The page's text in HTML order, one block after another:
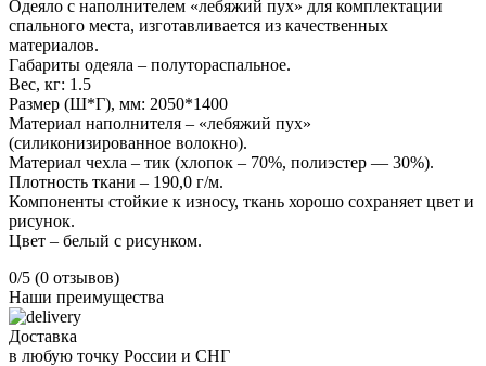
Одеяло с наполнителем «лебяжий пух» для комплектации
спального места, изготавливается из качественных
материалов.
Габариты одеяла – полутораспальное.
Вес, кг: 1.5
Размер (Ш*Г), мм: 2050*1400
Материал наполнителя – «лебяжий пух»
(силиконизированное волокно).
Материал чехла – тик (хлопок – 70%, полиэстер — 30%).
Плотность ткани – 190,0 г/м.
Компоненты стойкие к износу, ткань хорошо сохраняет цвет и
рисунок.
Цвет – белый с рисунком.
0/5 (0 отзывов)
Наши преимущества
Доставка
в любую точку России и СНГ